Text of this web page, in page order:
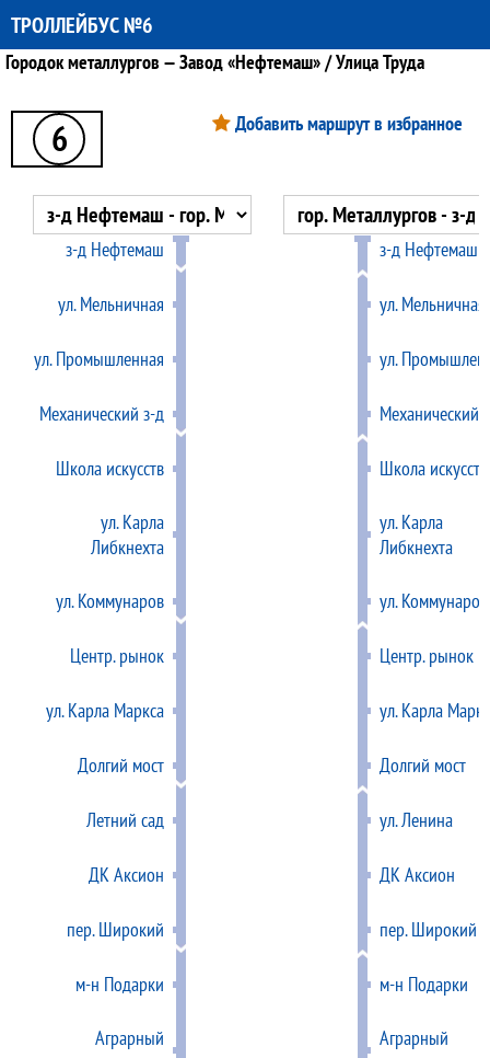
ТРОЛЛЕЙБУС №6
Городок металлургов — Завод «Нефтемаш» / Улица Труда
6 Добавить маршрут в избранное
з-д Нефтемаш
ул. Мельничная
ул. Промышленная
Механический з-д
Школа искусств
ул. Карла
Либкнехта
ул. Коммунаров
Центр. рынок
ул. Карла Маркса
Долгий мост
Летний сад
ДК Аксион
пер. Широкий
м-н Подарки
Аграрный
з-д Нефтемаш
ул. Мельничная
ул.
Механический
Школа искусств
ул. Карла
Либкнехта
ул. Коммунаров
Центр. рынок
ул. Карла
Долгий мост
ул. Ленина
ДК Аксион
пер. Широкий
м-н Подарки
Аграрный